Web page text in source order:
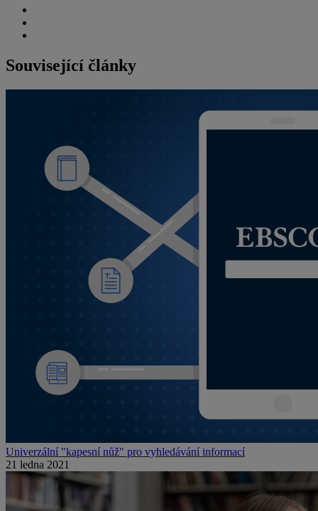
Související články
Univerzální "kapesní nůž" pro vyhledávání informací
21 ledna 2021